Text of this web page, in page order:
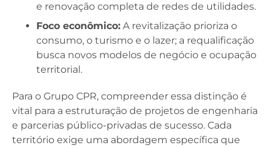
e renovação completa de redes de utilidades.
Foco econômico: A revitalização prioriza o
consumo, o turismo e o lazer; a requalificação
busca novos modelos de negócio e ocupação
territorial.
Para o Grupo CPR, compreender essa distinção é
vital para a estruturação de projetos de engenharia
e parcerias público-privadas de sucesso. Cada
território exige uma abordagem específica que